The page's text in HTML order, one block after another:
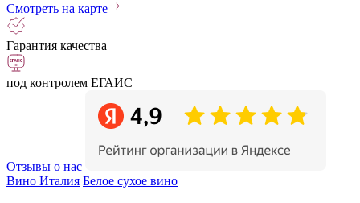
Смотреть на карте
Гарантия качества
под контролем ЕГАИС
Отзывы о нас
Вино Италия Белое сухое вино